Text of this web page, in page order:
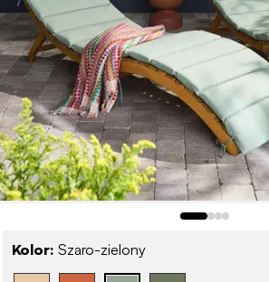
Kolor: Szaro-zielony